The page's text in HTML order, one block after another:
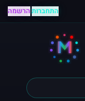
התחברות|הרשמה
M